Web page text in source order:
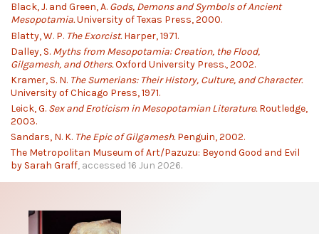
Black, J. and Green, A. Gods, Demons and Symbols of Ancient
Mesopotamia.University of Texas Press, 2000.
Blatty, W. P. The Exorcist.Harper, 1971.
Dalley, S. Myths from Mesopotamia: Creation, the Flood,
Gilgamesh, and Others.Oxford University Press., 2002.
Kramer, S. N. The Sumerians: Their History, Culture, and Character.
University of Chicago Press, 1971.
Leick, G. Sex and Eroticism in Mesopotamian Literature.Routledge,
2003.
Sandars, N. K. The Epic of Gilgamesh.Penguin, 2002.
The Metropolitan Museum of Art/Pazuzu: Beyond Good and Evil
by Sarah Graff, accessed 16 Jun 2026.